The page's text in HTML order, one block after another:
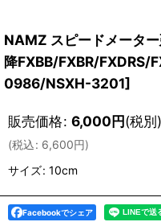
NAMZ スピードメータ
降FXBB/FXBR/FXDRS/
0986/NSXH-3201]
販売価格: 6,000円(税別)
(税込: 6,600円)
サイズ: 10cm
Facebookでシェア